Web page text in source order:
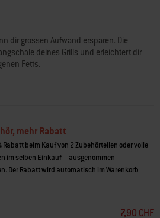
dir grossen Aufwand ersparen. Die
deines Grills und erleichtert dir
Fetts.
mehr Rabatt
Rabatt beim Kauf von 2 Zubehörteilen oder volle
im selben Einkauf – ausgenommen
Der Rabatt wird automatisch im Warenkorb
7,90 CHF